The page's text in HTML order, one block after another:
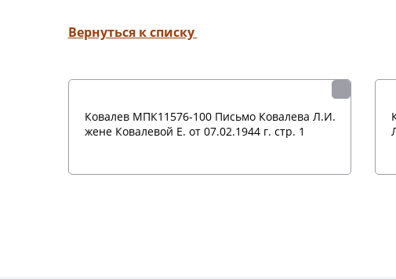
Вернуться к списку
Ковалев МПК11576-100 Письмо Ковалева Л.И.
жене Ковалевой Е. от 07.02.1944 г. стр. 1